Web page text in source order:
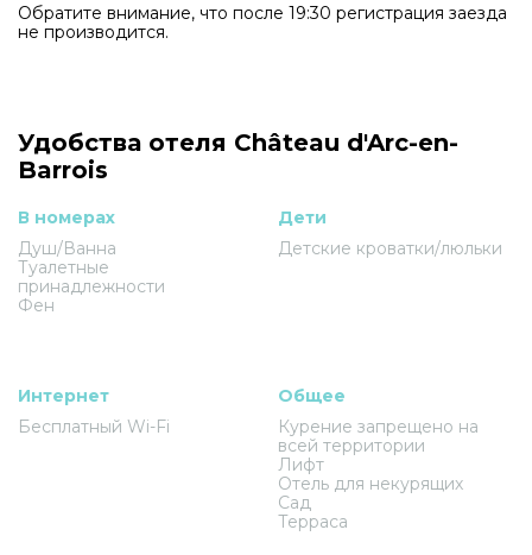
Обратите внимание, что после 19:30 регистрация заезда
не производится.
Удобства отеля Château d'Arc-en-
Barrois
В номерах
Душ/Ванна
Туалетные
принадлежности
Фен
Дети
Детские кроватки/люльки
Интернет
Бесплатный Wi-Fi
Общее
Курение запрещено на
всей территории
Лифт
Отель для некурящих
Сад
Терраса